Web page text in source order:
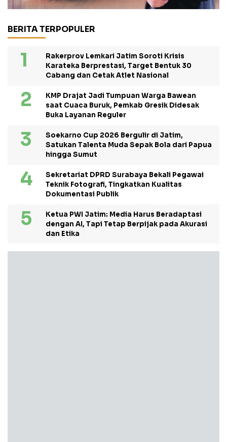
BERITA TERPOPULER
Rakerprov Lemkari Jatim Soroti Krisis
Karateka Berprestasi, Target Bentuk 30
Cabang dan Cetak Atlet Nasional
KMP Drajat Jadi Tumpuan Warga Bawean
saat Cuaca Buruk, Pemkab Gresik Didesak
Buka Layanan Reguler
Soekarno Cup 2026 Bergulir di Jatim,
Satukan Talenta Muda Sepak Bola dari Papua
hingga Sumut
Sekretariat DPRD Surabaya Bekali Pegawai
Teknik Fotografi, Tingkatkan Kualitas
Dokumentasi Publik
Ketua PWI Jatim: Media Harus Beradaptasi
dengan AI, Tapi Tetap Berpijak pada Akurasi
dan Etika